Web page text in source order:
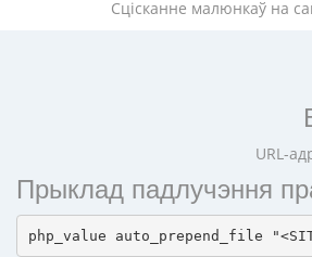
Сцісканне малюнкаў на
URL-
Прыклад падлучэння